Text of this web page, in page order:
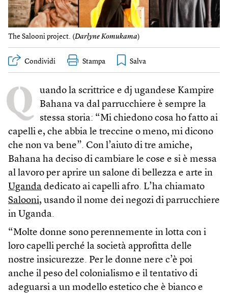
The Salooni project. (Darlyne Komukama)
Condividi Stampa
Q uando la scrittrice e dj ugandese Kampire
Bahana va dal parrucchiere è sempre la
stessa storia: “Mi chiedono cosa ho fatto ai
capelli e, che abbia le treccine o meno, mi dicono
che non va bene”. Con l’aiuto di tre amiche,
Bahana ha deciso di cambiare le cose e si è messa
al lavoro per aprire un salone di bellezza e arte in
Uganda dedicato ai capelli afro. L’ha chiamato
Salooni, usando il nome dei negozi di parrucchiere
in Uganda.
“Molte donne sono perennemente in lotta con i
loro capelli perché la società approfitta delle
nostre insicurezze. Per le donne nere c’è poi
anche il peso del colonialismo e il tentativo di
adeguarsi a un modello estetico che è bianco e